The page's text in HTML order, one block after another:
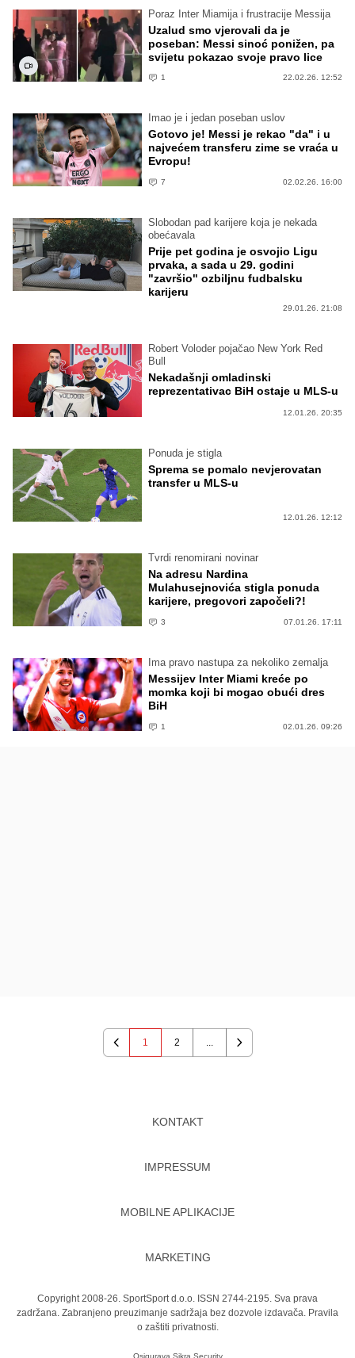
Poraz Inter Miamija i frustracije Messija
Uzalud smo vjerovali da je
poseban: Messi sinoć ponižen, pa
svijetu pokazao svoje pravo lice
1 22.02.26. 12:52
Imao je i jedan poseban uslov
Gotovo je! Messi je rekao "da" i u
najvećem transferu zime se vraća u
Evropu!
7 02.02.26. 16:00
Slobodan pad karijere koja je nekada
obećavala
Prije pet godina je osvojio Ligu
prvaka, a sada u 29. godini
"završio" ozbiljnu fudbalsku
karijeru
29.01.26. 21:08
Robert Voloder pojačao New York Red
Bull
Nekadašnji omladinski
reprezentativac BiH ostaje u MLS-u
12.01.26. 20:35
Ponuda je stigla
Sprema se pomalo nevjerovatan
transfer u MLS-u
12.01.26. 12:12
Tvrdi renomirani novinar
Na adresu Nardina
Mulahusejnovića stigla ponuda
karijere, pregovori započeli?!
3 07.01.26. 17:11
Ima pravo nastupa za nekoliko zemalja
Messijev Inter Miami kreće po
momka koji bi mogao obući dres
BiH
1 02.01.26. 09:26
Previous
1 2 ...
Next
KONTAKT
IMPRESSUM
MOBILNE APLIKACIJE
MARKETING
Copyright 2008-26. SportSport d.o.o. ISSN 2744-2195. Sva prava
zadržana. Zabranjeno preuzimanje sadržaja bez dozvole izdavača. Pravila
o zaštiti privatnosti.
Osigurava Sikra Security